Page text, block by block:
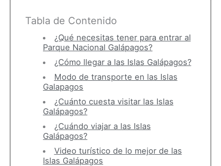
Tabla de Contenido
¿Qué necesitas tener para entrar al
Parque Nacional Galápagos?
¿Cómo llegar a las Islas Galápagos?
Modo de transporte en las Islas
Galapagos
¿Cuánto cuesta visitar las Islas
Galápagos?
¿Cuándo viajar a las Islas
Galápagos?
Video turístico de lo mejor de las
Islas Galápagos